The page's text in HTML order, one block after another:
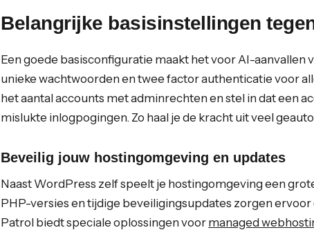
Belangrijke basisinstellingen
Een goede basisconfiguratie maakt het voor AI-aanvallen
unieke wachtwoorden en twee factor authenticatie voor
het aantal accounts met adminrechten en stel in dat een
mislukte inlogpogingen. Zo haal je de kracht uit veel
Beveilig jouw hostingomgeving en updates
Naast WordPress zelf speelt je hostingomgeving een
PHP-versies en tijdige beveiligingsupdates zorgen
Patrol biedt speciale oplossingen voor managed